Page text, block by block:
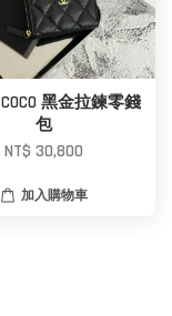
COCO 黑金拉鍊零錢
包
NT$ 30,800
加入購物車